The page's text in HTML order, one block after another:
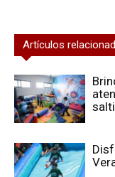
Artículos